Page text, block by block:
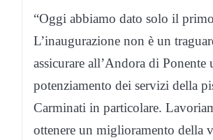
“Oggi abbiamo dato solo il
L’inaugurazione non è un
assicurare all’Andora di
potenziamento dei servizi della
Carminati in particolare.
ottenere un miglioramento della